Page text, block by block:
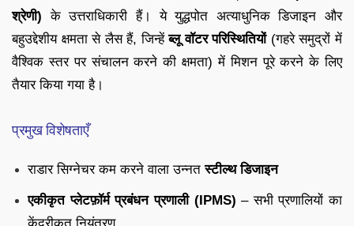
श्रेणी) के उत्तराधिकारी हैं। ये युद्धपोत अत्याधुनिक डिजाइन और
बहुउद्देशीय क्षमता से लैस हैं, जिन्हेंब्लू वॉटर परिस्थितियों(गहरे समुद्रों में
वैश्विक स्तर पर संचालन करने की क्षमता) में मिशन पूरे करने के लिए
तैयार किया गया है।
प्रमुख विशेषताएँ
राडार सिग्नेचर कम करने वाला उन्नतस्टील्थ डिजाइन
एकीकृत प्लेटफ़ॉर्म प्रबंधन प्रणाली (IPMS) – सभी प्रणालियों का